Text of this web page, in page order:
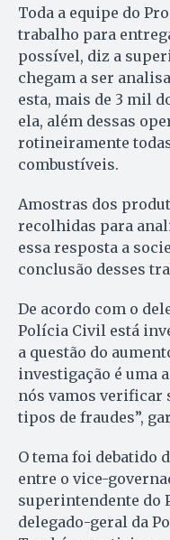
Toda a equipe do
trabalho para
possível, diz a
chegam a ser
esta, mais de 3 mil
ela, além dessas
rotineiramente
combustíveis.
Amostras dos
recolhidas para
essa resposta a
conclusão desses
De acordo com o
Polícia Civil está
a questão do
investigação é uma
nós vamos verificar
tipos de fraudes”,
O tema foi debatido
entre o vice-
superintendente do
delegado-geral da